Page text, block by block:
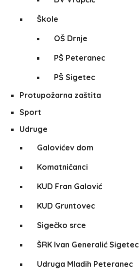
Škole
OŠ Drnje
PŠ Peteranec
PŠ Sigetec
Protupožarna zaštita
Sport
Udruge
Galovićev dom
Komatničanci
KUD Fran Galović
KUD Gruntovec
Sigečko srce
ŠRK Ivan Generalić Sigetec
Udruga Mladih Peteranec